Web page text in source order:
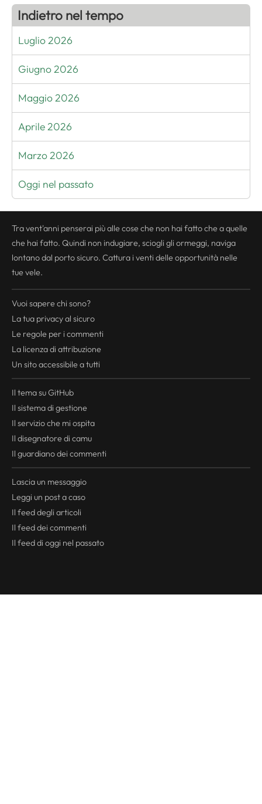
Indietro nel tempo
Luglio 2026
Giugno 2026
Maggio 2026
Aprile 2026
Marzo 2026
Oggi nel passato
Tra vent'anni penserai più alle cose che non hai fatto che a quelle
che hai fatto. Quindi non indugiare, sciogli gli ormeggi, naviga
lontano dal porto sicuro. Cattura i venti delle opportunità nelle
tue vele.
Vuoi sapere chi sono?
La tua privacyal sicuro
Le regole per i commenti
La licenza di attribuzione
Un sito accessibile a tutti
Il tema su GitHub
Il sistema di gestione
Il servizio che mi ospita
Il disegnatore di camu
Il guardiano dei commenti
Lascia un messaggio
Leggi un post a caso
Il feeddegli articoli
Il feeddei commenti
Il feeddi oggi nel passato